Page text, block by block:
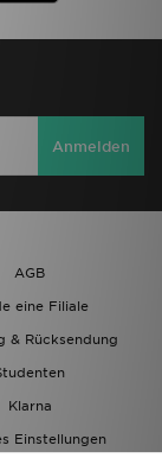
Anmelden
AGB
eine Filiale
& Rücksendung
Klarna
Einstellungen